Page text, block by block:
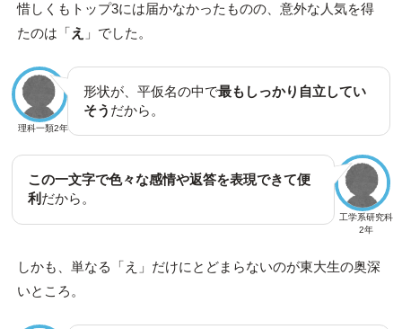
惜しくもトップ3には届かなかったものの、意外な人気を得
たのは「え 」でした。
理科一類2年
形状が、平仮名の中で最もしっかり自立してい
そう だから。
工学系研究科
2年
この一文字で色々な感情や返答を表現できて便
利 だから。
しかも、単なる「え」だけにとどまらないのが東大生の奥深
いところ。